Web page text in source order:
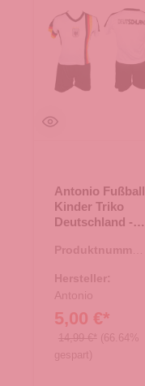
Antonio Fußball
Kinder Triko
Deutschland -
Produktnummer:
Hersteller:
Antonio
5,00 €*
14,99 €* (66.64%
gespart)